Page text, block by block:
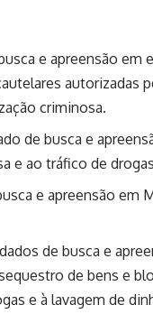
e apreensão em
autorizadas
criminosa.
de busca e
e ao tráfico de
e apreensão em
de busca e
de bens e
e à lavagem de